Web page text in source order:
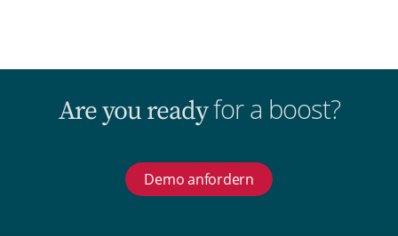
Are you readyfor a boost?
Demo anfordern